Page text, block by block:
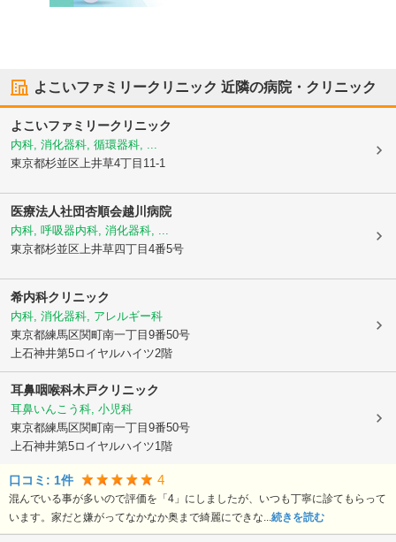
よこいファミリークリニック 近隣の病院・クリニック
よこいファミリークリニック
内科, 消化器科, 循環器科, ...
東京都杉並区 上井草4丁目11-1
医療法人社団杏順会越川病院
内科, 呼吸器内科, 消化器科, ...
東京都杉並区 上井草四丁目4番5号
希内科クリニック
内科, 消化器科, アレルギー科
東京都練馬区関町南一丁目9番50号
上石神井第5ロイヤルハイツ2階
耳鼻咽喉科木戸クリニック
耳鼻いんこう科, 小児科
東京都練馬区関町南一丁目9番50号
上石神井第5ロイヤルハイツ1階
口コミ: 1件 4
混んでいる事が多いので評価を「4」にしましたが、いつも丁寧に診てもらって
います。家だと嫌がってなかなか奥まで綺麗にできな...続きを読む